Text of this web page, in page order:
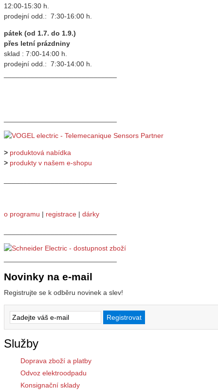
12:00-15:30 h.
prodejní odd.: 7:30-16:00 h.
pátek (od 1.7. do 1.9.)
přes letní prázdniny
sklad : 7:00-14:00 h.
prodejní odd.: 7:30-14:00 h.
> produktová nabídka
> produkty v našem e-shopu
o programu | registrace | dárky
Novinky na e-mail
Registrujte se k odběru novinek a slev!
Služby
Doprava zboží a platby
Odvoz elektroodpadu
Konsignační sklady